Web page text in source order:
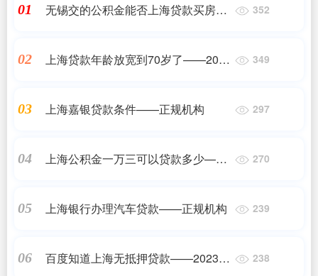
01
无锡交的公积金能否上海贷款买房
352
02
上海贷款年龄放宽到70岁了——2023
349
03 上海嘉银贷款条件——正规机构 297
04
上海公积金一万三可以贷款多少——
270
05 上海银行办理汽车贷款——正规机构 239
06
百度知道上海无抵押贷款——2023最
238